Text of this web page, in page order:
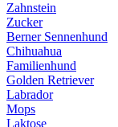
Zahnstein
Zucker
Berner Sennenhund
Chihuahua
Familienhund
Golden Retriever
Labrador
Mops
Laktose